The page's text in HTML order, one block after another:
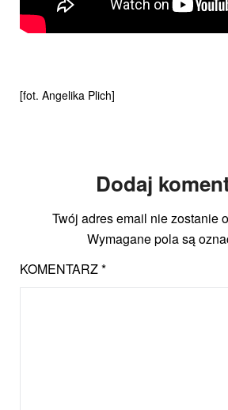
[fot. Angelika Plich]
Dodaj
Twój adres email nie zostanie
Wymagane pola są
KOMENTARZ*